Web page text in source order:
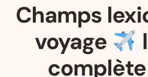
Champs
voyage